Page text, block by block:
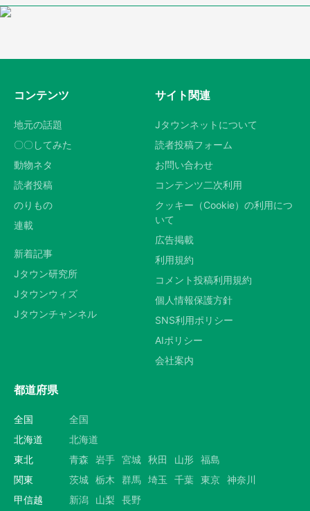
コンテンツ
地元の話題
〇〇してみた
動物ネタ
読者投稿
のりもの
連載
新着記事
Jタウン研究所
Jタウンウィズ
Jタウンチャンネル
サイト関連
Jタウンネットについて
読者投稿フォーム
お問い合わせ
コンテンツ二次利用
クッキー（Cookie）の利用につ
いて
広告掲載
利用規約
コメント投稿利用規約
個人情報保護方針
SNS利用ポリシー
AIポリシー
会社案内
都道府県
全国
全国
北海道
北海道
東北
青森 岩手 宮城 秋田 山形 福島
関東
茨城 栃木 群馬 埼玉 千葉 東京 神奈川
甲信越
新潟 山梨 長野